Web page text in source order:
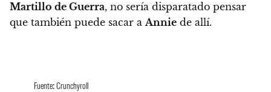
Martillo de Guerra, no sería disparatado pensar
que también puede sacar aAnnie de allí.
Fuente: Crunchyroll